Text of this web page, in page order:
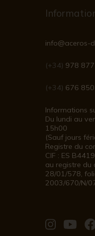
info@aceros-
(+34) 978
(+34) 676
Informations
Du lundi au
15h00
(Sauf jours
Registre du
CIF : ES
au registre du
28/01/578,
2003/670/N/